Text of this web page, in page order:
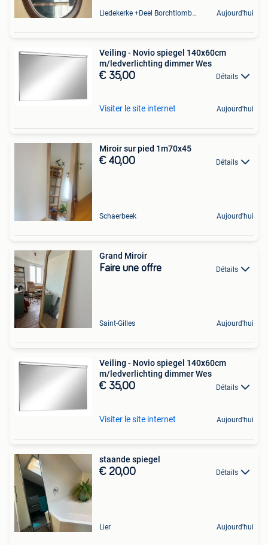
Liedekerke +Deel Borchtlombeek Aujourd'hui
Veiling - Novio spiegel 140x60cm
m/ledverlichting dimmer Wes
€ 35,00 Détails
Visiter le site internet Aujourd'hui
Miroir sur pied 1m70x45
€ 40,00 Détails
Schaerbeek Aujourd'hui
Grand Miroir
Faire une offre Détails
Saint-Gilles Aujourd'hui
Veiling - Novio spiegel 140x60cm
m/ledverlichting dimmer Wes
€ 35,00 Détails
Visiter le site internet Aujourd'hui
staande spiegel
€ 20,00 Détails
Lier Aujourd'hui